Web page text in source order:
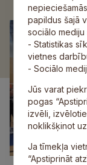
papildus šajā
sociālo
- Statistikas
vietnes
- Sociālo
Jūs varat
pogas
izvēli,
noklikšķinot
Ja tīmekļa
“Apstiprināt